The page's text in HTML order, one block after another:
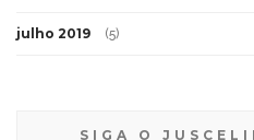
julho 2019 (5)
SIGA O